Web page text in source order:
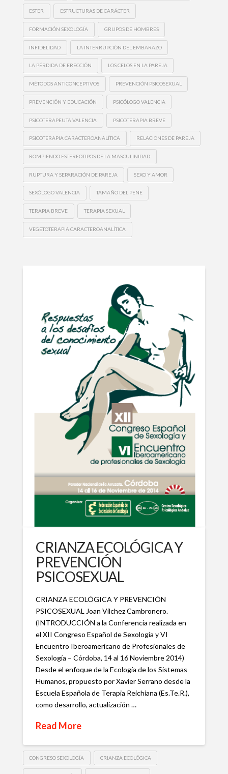
ESTER ESTRUCTURAS DE CARÁCTER
FORMACIÓN SEXOLOGÍA GRUPOS DE HOMBRES
INFIDELIDAD LA INTERRUPCIÓN DEL EMBARAZO
LA PÉRDIDA DE ERECCIÓN LOS CELOS EN LA PAREJA
MÉTODOS ANTICONCEPTIVOS PREVENCIÓN PSICOSEXUAL
PREVENCIÓN Y EDUCACIÓN PSICÓLOGO VALENCIA
PSICOTERAPEUTA VALENCIA PSICOTERAPIA BREVE
PSICOTERAPIA CARACTEROANALÍTICA RELACIONES DE PAREJA
ROMPIENDO ESTEREOTIPOS DE LA MASCULINIDAD
RUPTURA Y SEPARACIÓN DE PAREJA SEXO Y AMOR
SEXÓLOGO VALENCIA TAMAÑO DEL PENE
TERAPIA BREVE TERAPIA SEXUAL
VEGETOTERAPIA CARACTEROANALÍTICA
CRIANZA ECOLÓGICA Y
PREVENCIÓN
PSICOSEXUAL
CRIANZA ECOLÓGICA Y PREVENCIÓN
PSICOSEXUAL Joan Vílchez Cambronero.
(INTRODUCCIÓN a la Conferencia realizada en
el XII Congreso Español de Sexología y VI
Encuentro Iberoamericano de Profesionales de
Sexología – Córdoba, 14 al 16 Noviembre 2014)
Desde el enfoque de la Ecología de los Sistemas
Humanos, propuesto por Xavier Serrano desde la
Escuela Española de Terapia Reichiana (Es.Te.R.),
como desarrollo, actualización …
Read More
CONGRESO SEXOLOGÍA CRIANZA ECOLÓGICA